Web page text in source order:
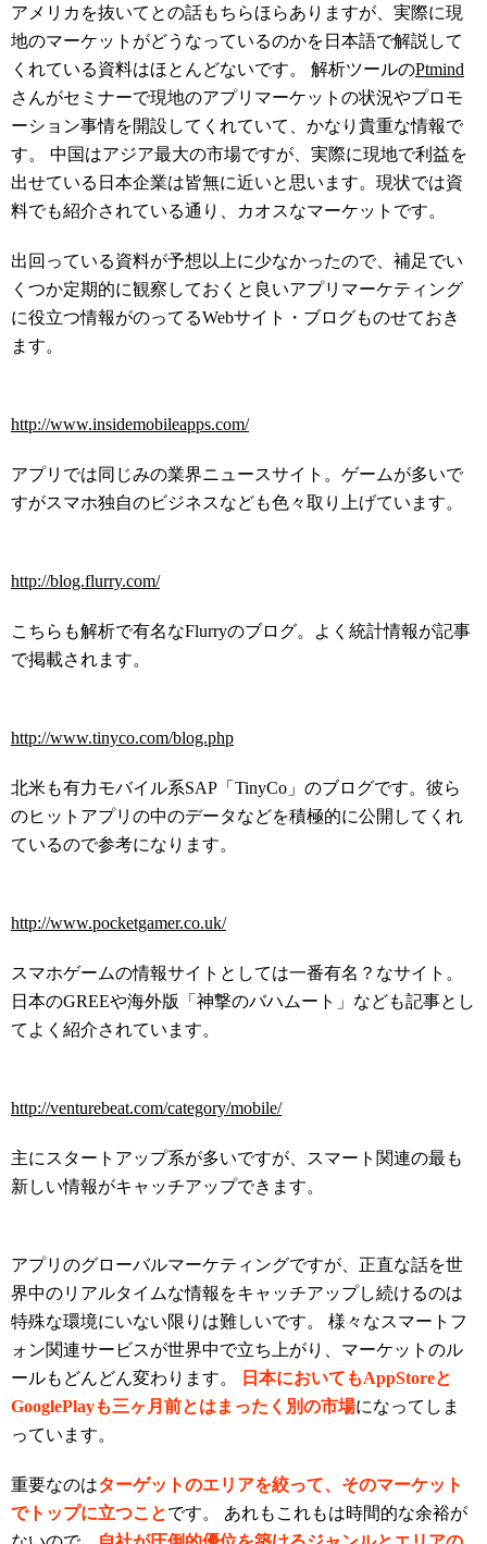
アメリカを抜いてとの話もちらほらありますが、実際に現
地のマーケットがどうなっているのかを日本語で解説して
くれている資料はほとんどないです。 解析ツールのPtmind
さんがセミナーで現地のアプリマーケットの状況やプロモ
ーション事情を開設してくれていて、かなり貴重な情報で
す。 中国はアジア最大の市場ですが、実際に現地で利益を
出せている日本企業は皆無に近いと思います。現状では資
料でも紹介されている通り、カオスなマーケットです。
出回っている資料が予想以上に少なかったので、補足でい
くつか定期的に観察しておくと良いアプリマーケティング
に役立つ情報がのってるWebサイト・ブログものせておき
ます。
http://www.insidemobileapps.com/
アプリでは同じみの業界ニュースサイト。ゲームが多いで
すがスマホ独自のビジネスなども色々取り上げています。
http://blog.flurry.com/
こちらも解析で有名なFlurryのブログ。よく統計情報が記事
で掲載されます。
http://www.tinyco.com/blog.php
北米も有力モバイル系SAP「TinyCo」のブログです。彼ら
のヒットアプリの中のデータなどを積極的に公開してくれ
ているので参考になります。
http://www.pocketgamer.co.uk/
スマホゲームの情報サイトとしては一番有名？なサイト。
日本のGREEや海外版「神撃のバハムート」なども記事とし
てよく紹介されています。
http://venturebeat.com/category/mobile/
主にスタートアップ系が多いですが、スマート関連の最も
新しい情報がキャッチアップできます。
アプリのグローバルマーケティングですが、正直な話を世
界中のリアルタイムな情報をキャッチアップし続けるのは
特殊な環境にいない限りは難しいです。 様々なスマートフ
ォン関連サービスが世界中で立ち上がり、マーケットのル
ールもどんどん変わります。
日本においてもAppStoreと
GooglePlayも三ヶ月前とはまったく別の市場になってしま
っています。
重要なのはターゲットのエリアを絞って、そのマーケット
でトップに立つことです。 あれもこれもは時間的な余裕が